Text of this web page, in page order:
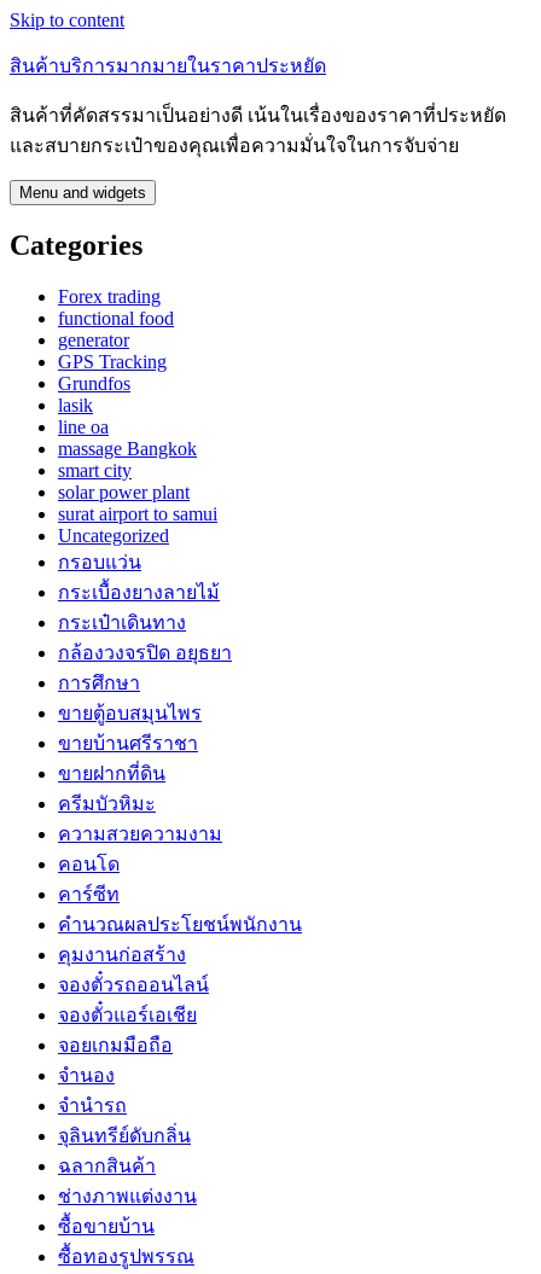
Skip to content
สินค้าบริการมากมายในราคาประหยัด
สินค้าที่คัดสรรมาเป็นอย่างดี เน้นในเรื่องของราคาที่ประหยัด
และสบายกระเป๋าของคุณเพื่อความมั่นใจในการจับจ่าย
Menu and widgets
Categories
Forex trading
functional food
generator
GPS Tracking
Grundfos
lasik
line oa
massage Bangkok
smart city
solar power plant
surat airport to samui
Uncategorized
กรอบแว่น
กระเบื้องยางลายไม้
กระเป๋าเดินทาง
กล้องวงจรปิด อยุธยา
การศึกษา
ขายตู้อบสมุนไพร
ขายบ้านศรีราชา
ขายฝากที่ดิน
ครีมบัวหิมะ
ความสวยความงาม
คอนโด
คาร์ซีท
คำนวณผลประโยชน์พนักงาน
คุมงานก่อสร้าง
จองตั๋วรถออนไลน์
จองตั๋วแอร์เอเชีย
จอยเกมมือถือ
จำนอง
จำนำรถ
จุลินทรีย์ดับกลิ่น
ฉลากสินค้า
ช่างภาพแต่งงาน
ซื้อขายบ้าน
ซื้อทองรูปพรรณ